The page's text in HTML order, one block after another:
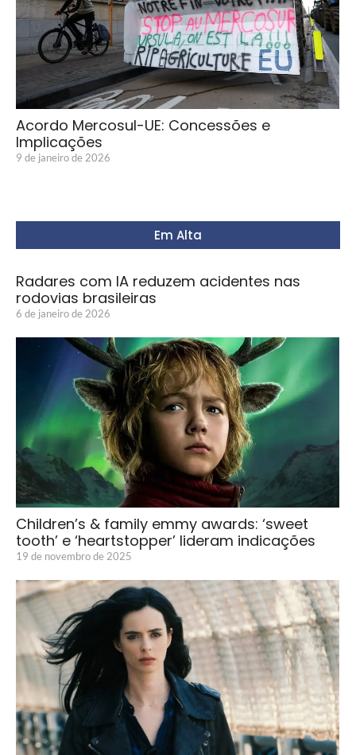
Acordo Mercosul-UE: Concessões e
Implicações
9 de janeiro de 2026
Em Alta
Radares com IA reduzem acidentes nas
rodovias brasileiras
6 de janeiro de 2026
Children’s & family emmy awards: ‘sweet
tooth’ e ‘heartstopper’ lideram indicações
19 de novembro de 2025